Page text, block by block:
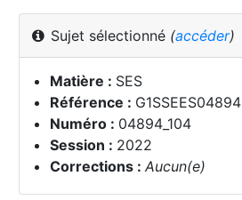
Sujet sélectionné (accéder)
Matière : SES
Référence : G1SSEES04894
Numéro : 04894_104
Session : 2022
Corrections : Aucun(e)